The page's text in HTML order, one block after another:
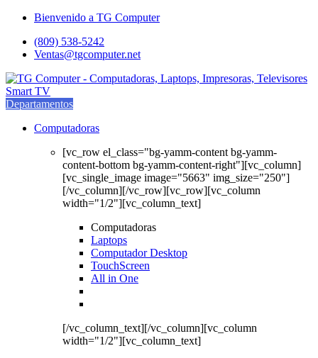
Saltar
navegación
saltar
contenido
Bienvenido a TG Computer
(809) 538-5242
Ventas@tgcomputer.net
Departamentos
Computadoras
[vc_row el_class="bg-yamm-content bg-yamm-
content-bottom bg-yamm-content-right"][vc_column]
[vc_single_image image="5663" img_size="250"]
[/vc_column][/vc_row][vc_row][vc_column
width="1/2"][vc_column_text]
Computadoras
Laptops
Computador Desktop
TouchScreen
All in One
[/vc_column_text][/vc_column][vc_column
width="1/2"][vc_column_text]